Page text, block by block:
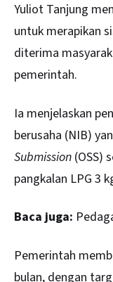
Yuliot Tanjung
untuk merapikan
diterima
pemerintah.
Ia menjelaskan
berusaha (NIB)
Submission (OSS)
pangkalan LPG 3
Baca juga:
Pemerintah
bulan, dengan